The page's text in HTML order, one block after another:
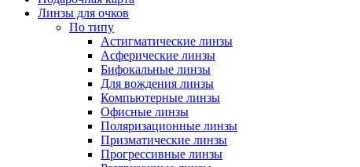
Линзы для очков
По типу
Астигматические линзы
Асферические линзы
Бифокальные линзы
Для вождения линзы
Компьютерные линзы
Офисные линзы
Поляризационные линзы
Призматические линзы
Прогрессивные линзы